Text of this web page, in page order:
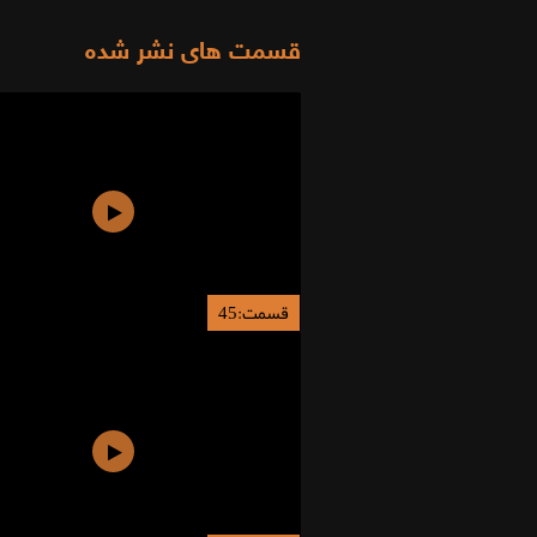
قسمت های نشر شده
قسمت:45